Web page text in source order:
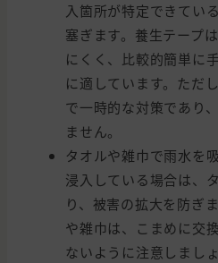
入箇所が特定できてい
塞ぎます。養生テープ
にくく、比較的簡単に
に適しています。ただ
で一時的な対策であり
ません。
タオルや雑巾で雨水を
浸入している場合は、
り、被害の拡大を防ぎ
や雑巾は、こまめに交
ないように注意しましょ